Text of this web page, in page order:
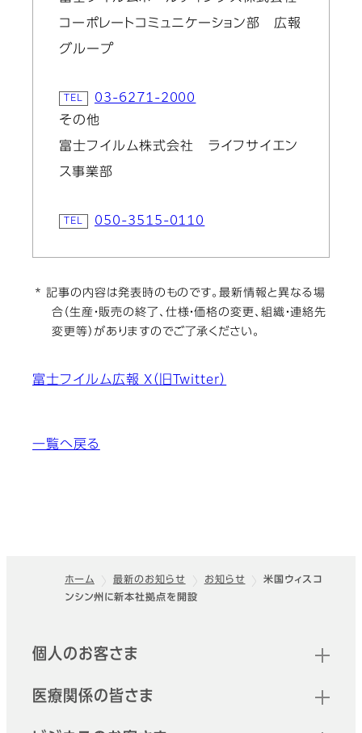
コーポレートコミュニケーション部 広報
グループ
03-6271-2000
その他
富士フイルム株式会社 ライフサイエン
ス事業部
050-3515-0110
* 記事の内容は発表時のものです。最新情報と異なる場
合（生産・販売の終了、仕様・価格の変更、組織・連絡先
変更等）がありますのでご了承ください。
富士フイルム広報 X（旧Twitter）
一覧へ戻る
フッター
ホーム 最新のお知らせ お知らせ
米国ウィスコ
ンシン州に新本社拠点を開設
クイックリンク
個人のお客さま
医療関係の皆さま